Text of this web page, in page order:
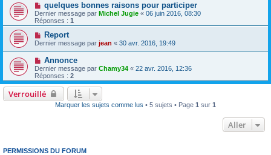
quelques bonnes raisons pour participer
Dernier message par Michel Jugie « 06 juin 2016, 08:30
Réponses : 1
Report
Dernier message par jean « 30 avr. 2016, 19:49
Annonce
Dernier message par Chamy34 « 22 avr. 2016, 12:36
Réponses : 2
Verrouillé
Marquer les sujets comme lus • 5 sujets • Page 1 sur 1
Aller
PERMISSIONS DU FORUM